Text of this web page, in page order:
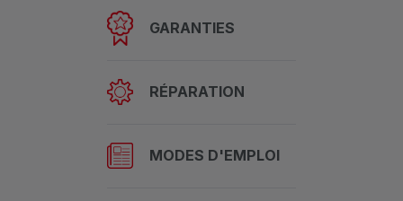
GARANTIES
RÉPARATION
MODES D'EMPLOI